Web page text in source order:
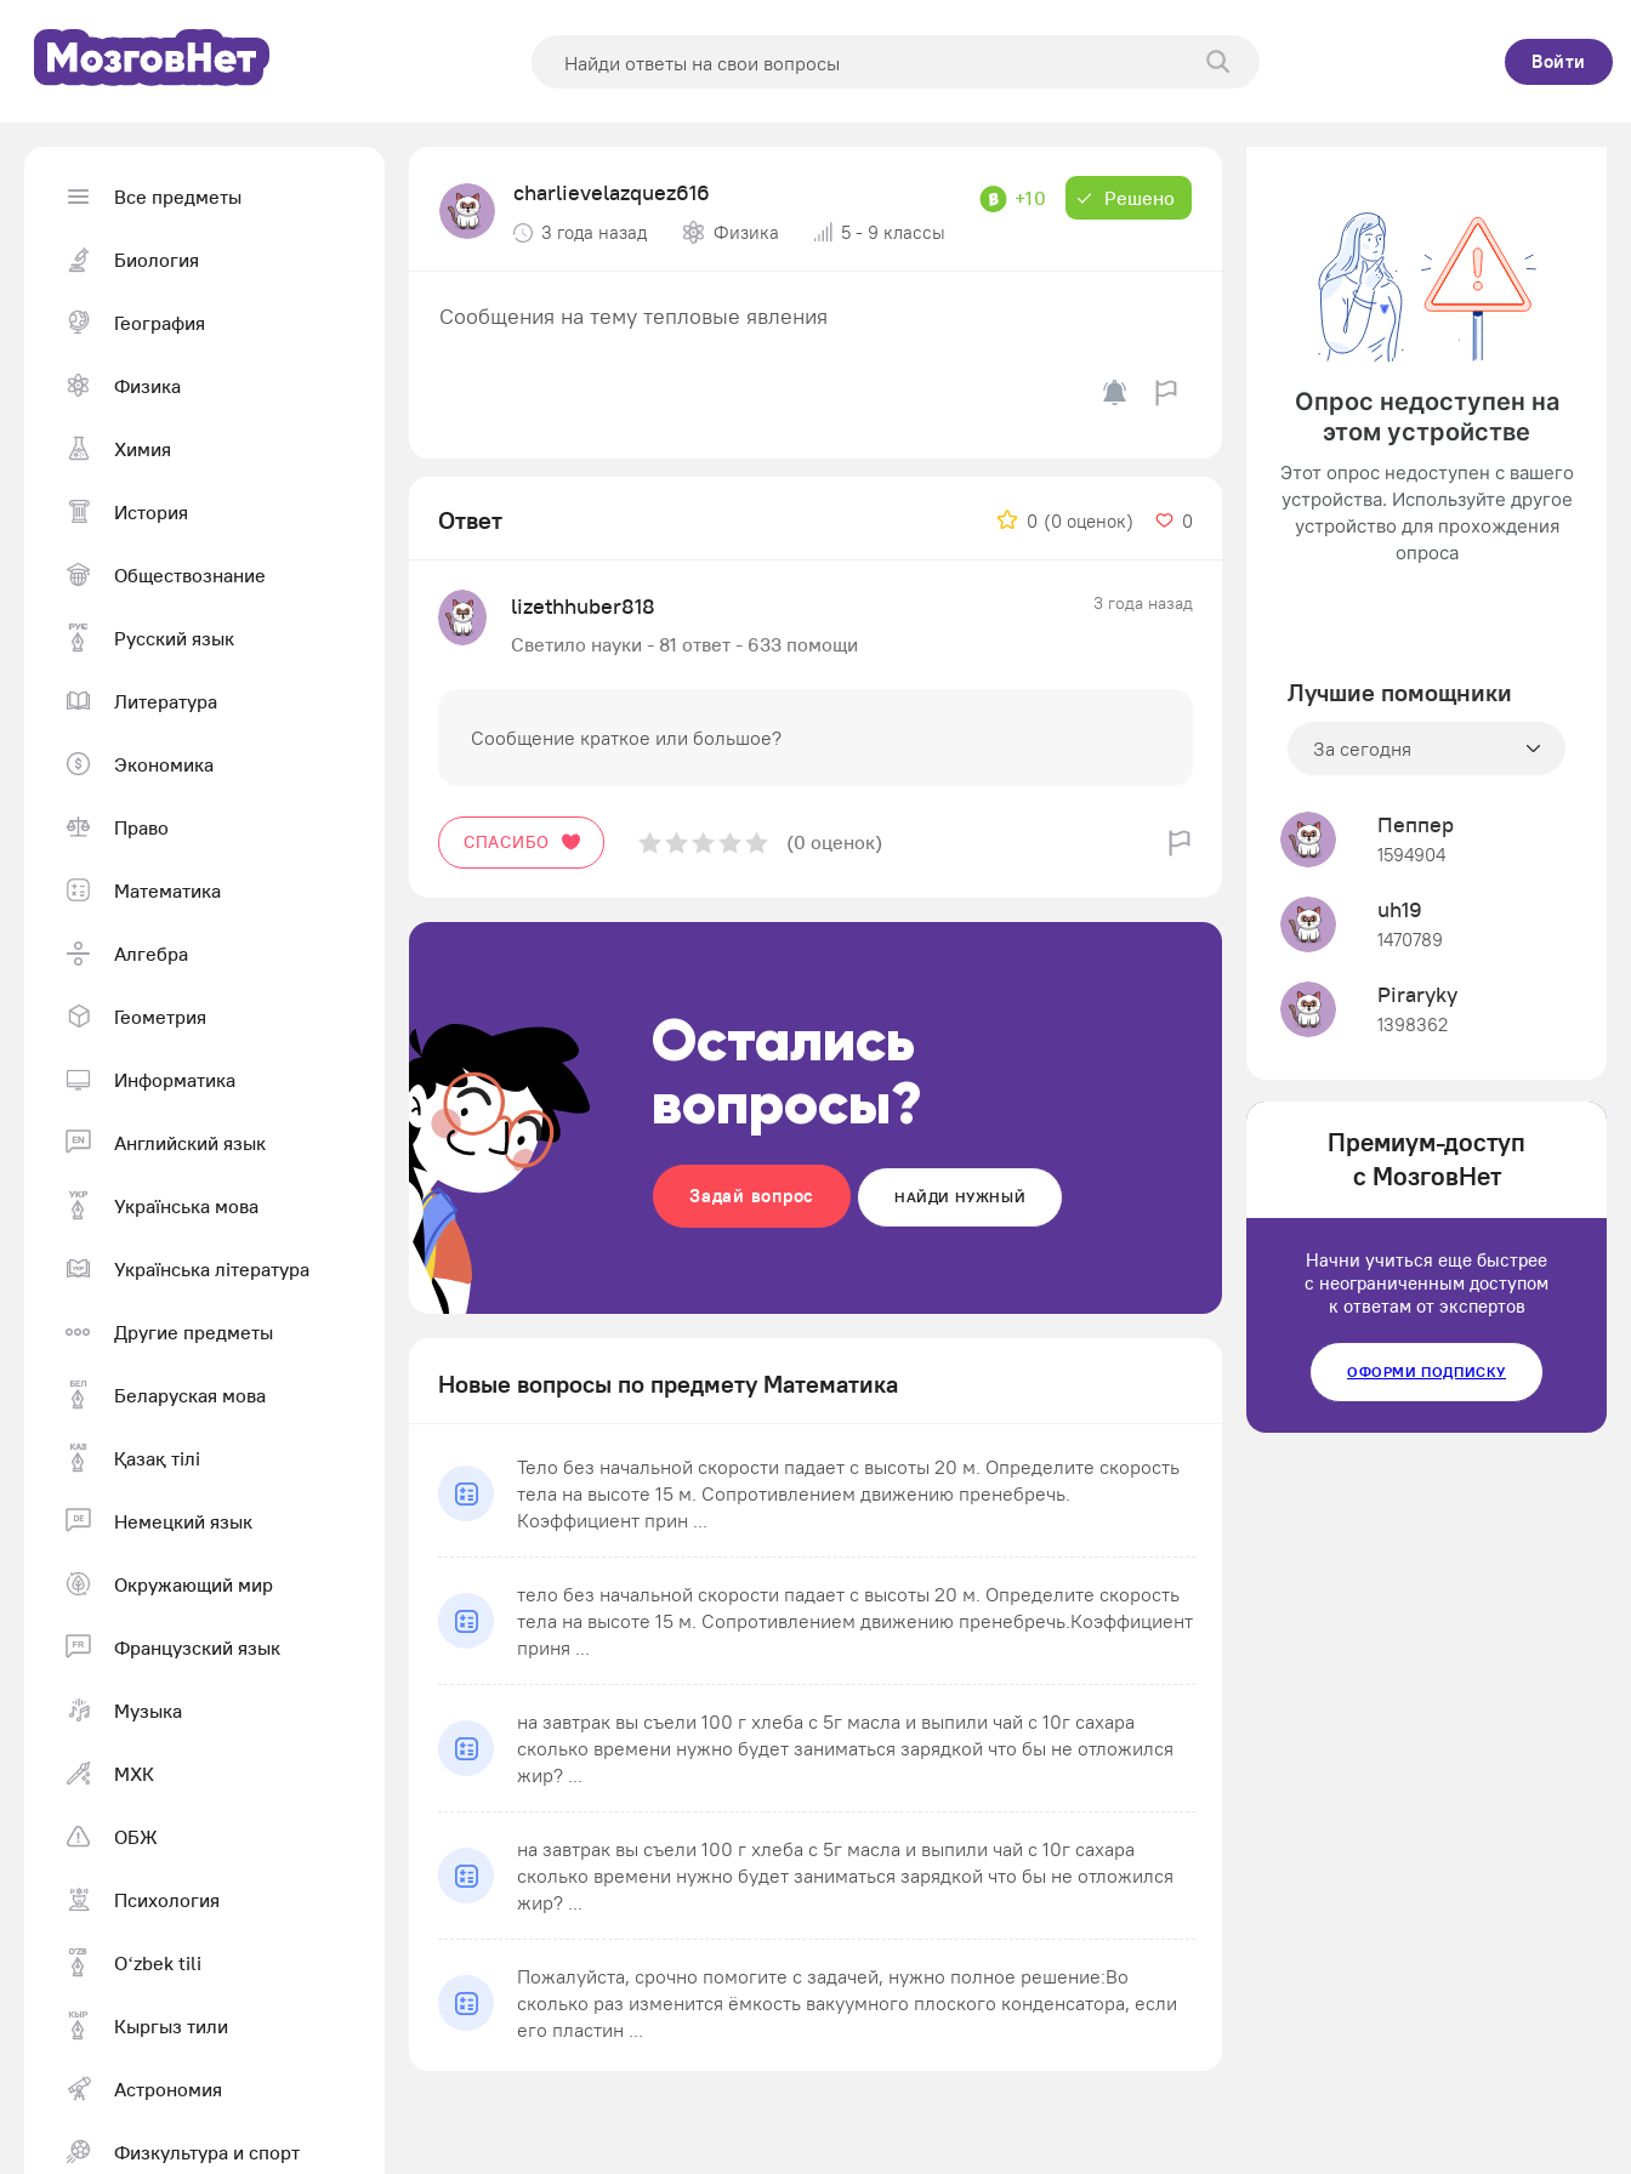
Войти
Все предметы
Биология
География
Физика
Химия
История
Обществознание
Русский язык
Литература
Экономика
Право
Математика
Алгебра
Геометрия
Информатика
Английский язык
Українська мова
Українська література
Другие предметы
Беларуская мова
Қазақ тiлi
Немецкий язык
Окружающий мир
Французский язык
Музыка
МХК
ОБЖ
Психология
Оʻzbek tili
Кыргыз тили
Астрономия
Физкультура и спорт
charlievelazquez616 +10 Решено
3 года назад Физика 5 - 9 классы
Сообщения на тему тепловые явления
Ответ 0 (0 оценок) 0
lizethhuber818 3 года назад
Светило науки - 81 ответ - 633 помощи
Сообщение краткое или большое?
СПАСИБО (0 оценок)
Остались
вопросы?
Задай вопрос НАЙДИ НУЖНЫЙ
Новые вопросы по предмету Математика
Тело без начальной скорости падает с высоты 20 м. Определите скорость
тела на высоте 15 м. Сопротивлением движению пренебречь.
Коэффициент прин ...
тело без начальной скорости падает с высоты 20 м. Определите скорость
тела на высоте 15 м. Сопротивлением движению пренебречь.Коэффициент
приня ...
на завтрак вы съели 100 г хлеба с 5г масла и выпили чай с 10г сахара
сколько времени нужно будет заниматься зарядкой что бы не отложился
жир? ...
на завтрак вы съели 100 г хлеба с 5г масла и выпили чай с 10г сахара
сколько времени нужно будет заниматься зарядкой что бы не отложился
жир? ...
Пожалуйста, срочно помогите с задачей, нужно полное решение:Во
сколько раз изменится ёмкость вакуумного плоского конденсатора, если
его пластин ...
Лучшие помощники
За сегодня
Пеппер
1594904
uh19
1470789
Piraryky
1398362
Luluput
Премиум-доступ
с МозговНет
Начни учиться еще быстрее
с неограниченным доступом
к ответам от экспертов
ОФОРМИ ПОДПИСКУ